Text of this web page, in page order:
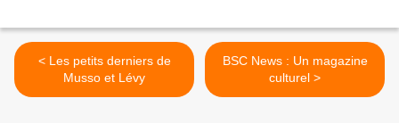
< Les petits derniers de
Musso et Lévy
BSC News : Un magazine
culturel >